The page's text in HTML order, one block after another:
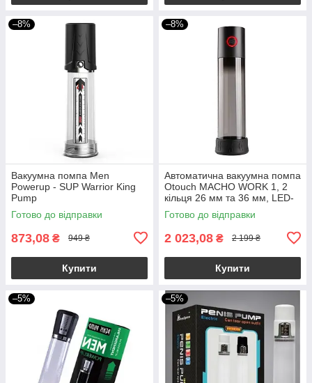
–8%
Вакуумна помпа Men
Powerup - SUP Warrior King
Pump
Готово до відправки
873,08 ₴ 949 ₴
Купити
–8%
Автоматична вакуумна помпа
Otouch MACHO WORK 1, 2
кільця 26 мм та 36 мм, LED-
індикатор, до 20 см
Готово до відправки
2 023,08 ₴ 2 199 ₴
Купити
–5% –5%